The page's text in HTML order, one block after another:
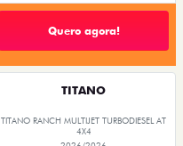
Quero agora!
TITANO
TITANO RANCH MULTIJET TURBODIESEL AT
4X4